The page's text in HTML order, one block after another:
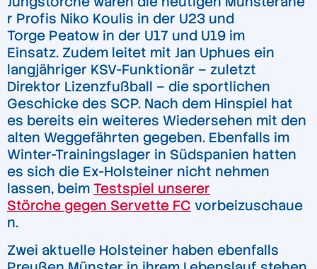
r Profis Niko Koulis in der U23 und
Torge Peatow in der U17 und U19 im
Einsatz. Zudem leitet mit Jan Uphues ein
langjähriger KSV-Funktionär – zuletzt
Direktor Lizenzfußball – die sportlichen
Geschicke des SCP. Nach dem Hinspiel hat
es bereits ein weiteres Wiedersehen mit den
alten Weggefährten gegeben. Ebenfalls im
Winter-Trainingslager in Südspanien hatten
es sich die Ex-Holsteiner nicht nehmen
lassen, beim Testspiel unserer
Störche gegen Servette FC vorbeizuschaue
n.
Zwei aktuelle Holsteiner haben ebenfalls